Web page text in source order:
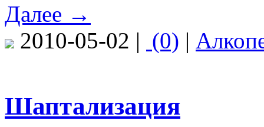
Далее →
2010-05-02 | (0) |
Шаптализация